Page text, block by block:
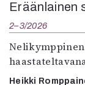
Eräänlainen
2–3/2026
Heikki